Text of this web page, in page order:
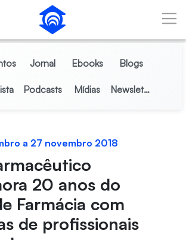
principal
Jornal Ebooks Blogs
Podcasts Mídias Newsletter
a 27 novembro 2018
20 anos do
Farmácia com
de profissionais